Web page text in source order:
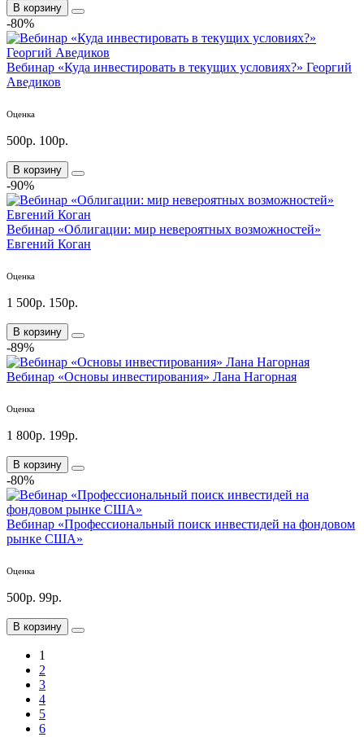
В корзину
-80%
Вебинар «Куда инвестировать в текущих условиях?» Георгий
Аведиков
Оценка
500р. 100р.
В корзину
-90%
Вебинар «Облигации: мир невероятных возможностей»
Евгений Коган
Оценка
1 500р. 150р.
В корзину
-89%
Вебинар «Основы инвестирования» Лана Нагорная
Оценка
1 800р. 199р.
В корзину
-80%
Вебинар «Профессиональный поиск инвестидей на фондовом
рынке США»
Оценка
500р. 99р.
В корзину
1
2
3
4
5
6